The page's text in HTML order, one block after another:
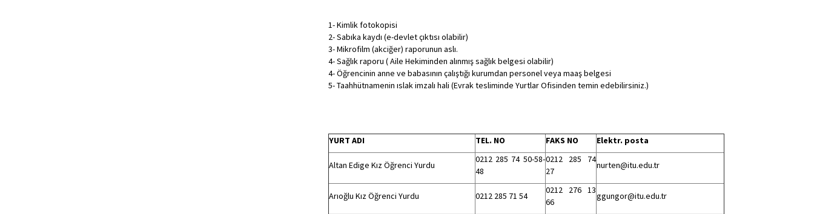
1- Kimlik fotokopisi
2- Sabıka kaydı (e-devlet çıktısı olabilir)
3- Mikrofilm (akciğer) raporunun aslı.
4- Sağlık raporu ( Aile Hekiminden alınmış sağlık belgesi olabilir)
4- Öğrencinin anne ve babasının çalıştığı kurumdan personel veya maaş belgesi
5- Taahhütnamenin ıslak imzalı hali (Evrak tesliminde Yurtlar Ofisinden temin edebilirsiniz.)
YURT ADI TEL. NO FAKS NO Elektr. posta
Altan Edige Kız Öğrenci Yurdu
0212 285 74 50-58-
48
0212 285 74
27
nurten@itu.edu.tr
Arıoğlu Kız Öğrenci Yurdu 0212 285 71 54
0212 276 13
66
ggungor@itu.edu.tr